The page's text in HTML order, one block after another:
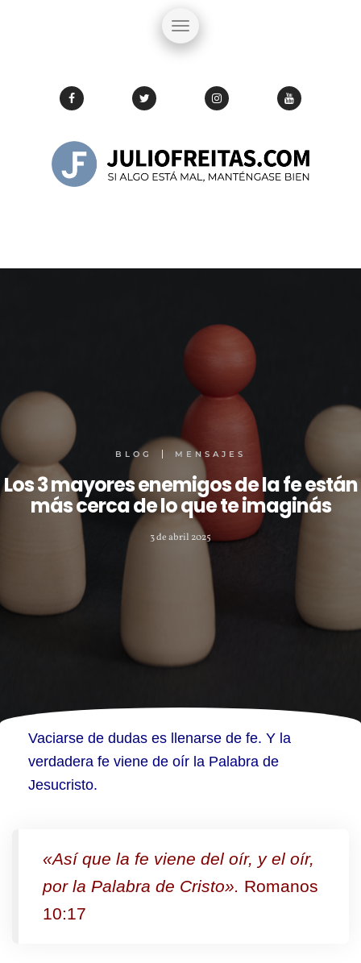
BLOG MENSAJES
Los 3 mayores enemigos de la fe están
más cerca de lo que te imaginás
3 de abril 2025
Los
3
mayores
la
fe
están
Vaciarse de dudas es llenarse de fe. Y la
verdadera fe viene de oír la Palabra de
Jesucristo.
«Así que la fe viene del oír, y el oír,
por la Palabra de Cristo». Romanos
10:17